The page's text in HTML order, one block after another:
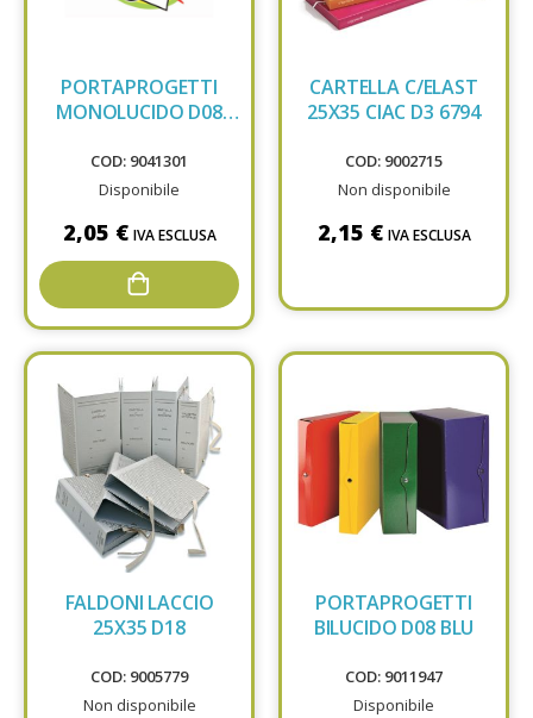
PORTAPROGETTI
MONOLUCIDO D08
COD: 9041301
Disponibile
2,05 € IVA ESCLUSA
CARTELLA C/ELAST
25X35 CIAC D3 6794
COD: 9002715
Non disponibile
2,15 € IVA ESCLUSA
FALDONI LACCIO
25X35 D18
COD: 9005779
Non disponibile
PORTAPROGETTI
BILUCIDO D08 BLU
COD: 9011947
Disponibile